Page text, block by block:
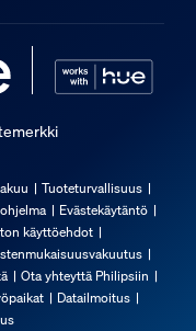
Tuoteturvallisuus
Evästekäytäntö
käyttöehdot
Ota yhteyttä Philipsiin
Datailmoitus